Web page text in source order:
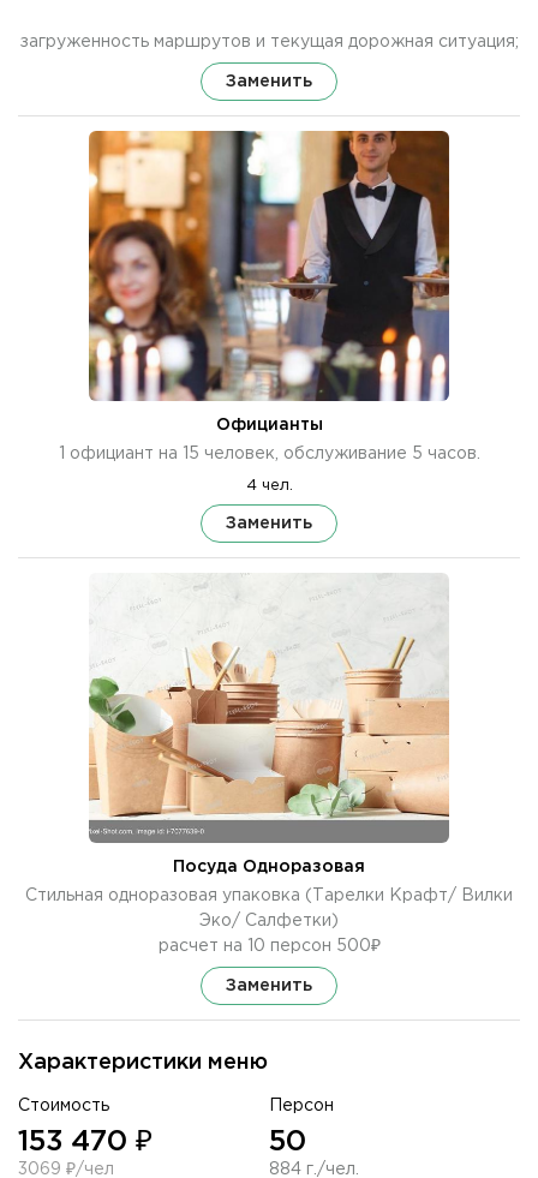
Характеристики меню
Стоимость
153 470 ₽
3069 ₽/чел
Персон
50
884 г./чел.
загруженность маршрутов и текущая дорожная ситуация;
Заменить
Официанты
1 официант на 15 человек, обслуживание 5 часов.
4 чел.
Заменить
Посуда Одноразовая
Стильная одноразовая упаковка (Тарелки Крафт/ Вилки
Эко/ Салфетки)
расчет на 10 персон 500₽
Заменить